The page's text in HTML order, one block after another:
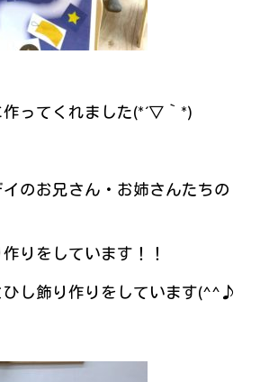
ってくれました(*´▽｀*)
のお兄さん・お姉さんたちの
りをしています！！
し飾り作りをしています(^^♪